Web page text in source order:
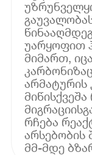
უარყოფით
მიმართ,
რჩება
არსებობის
მმ-მდე